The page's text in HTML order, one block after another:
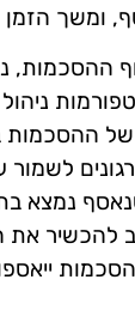
ומשך
ההסכמות,
ההסכמות
נמצא
את
ייאספו